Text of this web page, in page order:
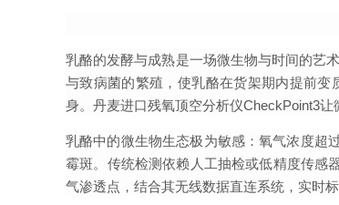
乳酪的发酵与成熟是一场微生物与时间的艺
与致病菌的繁殖，使乳酪在货架期内提前变
身。丹麦进口残氧顶空分析仪CheckPoint3
乳酪中的微生物生态极为敏感：氧气浓度超
霉斑。传统检测依赖人工抽检或低精度传感
气渗透点，结合其无线数据直连系统，实时